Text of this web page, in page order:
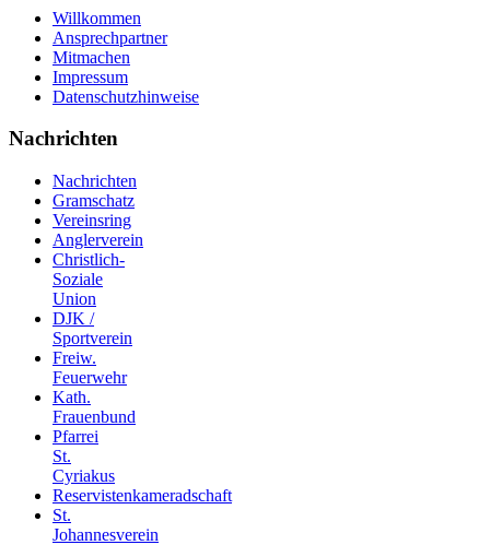
Willkommen
Ansprechpartner
Mitmachen
Impressum
Datenschutzhinweise
Nachrichten
Nachrichten
Gramschatz
Vereinsring
Anglerverein
Christlich-
Soziale
Union
DJK /
Sportverein
Freiw.
Feuerwehr
Kath.
Frauenbund
Pfarrei
St.
Cyriakus
Reservistenkameradschaft
St.
Johannesverein